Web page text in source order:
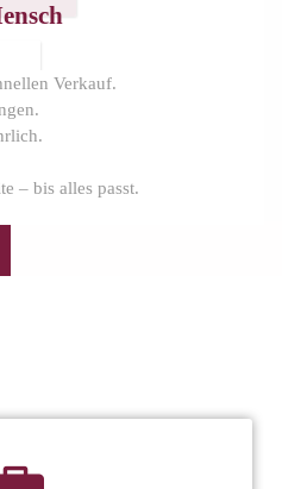
Verkauf.
– bis alles passt.